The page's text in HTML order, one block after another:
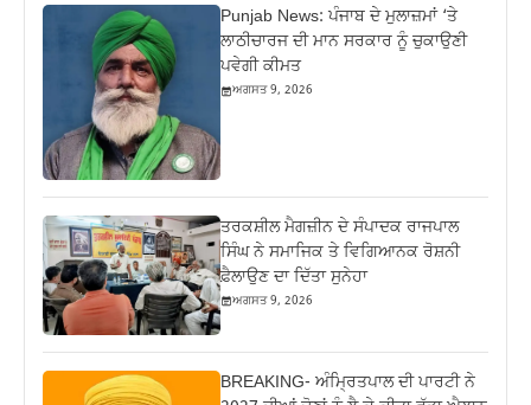
Punjab News: ਪੰਜਾਬ ਦੇ ਮੁਲਾਜ਼ਮਾਂ ‘ਤੇ
ਲਾਠੀਚਾਰਜ ਦੀ ਮਾਨ ਸਰਕਾਰ ਨੂੰ ਚੁਕਾਉਣੀ
ਪਵੇਗੀ ਕੀਮਤ
ਅਗਸਤ 9, 2026
ਤਰਕਸ਼ੀਲ ਮੈਗਜ਼ੀਨ ਦੇ ਸੰਪਾਦਕ ਰਾਜਪਾਲ
ਸਿੰਘ ਨੇ ਸਮਾਜਿਕ ਤੇ ਵਿਗਿਆਨਕ ਰੋਸ਼ਨੀ
ਫ਼ੈਲਾਉਣ ਦਾ ਦਿੱਤਾ ਸੁਨੇਹਾ
ਅਗਸਤ 9, 2026
BREAKING- ਅੰਮ੍ਰਿਤਪਾਲ ਦੀ ਪਾਰਟੀ ਨੇ